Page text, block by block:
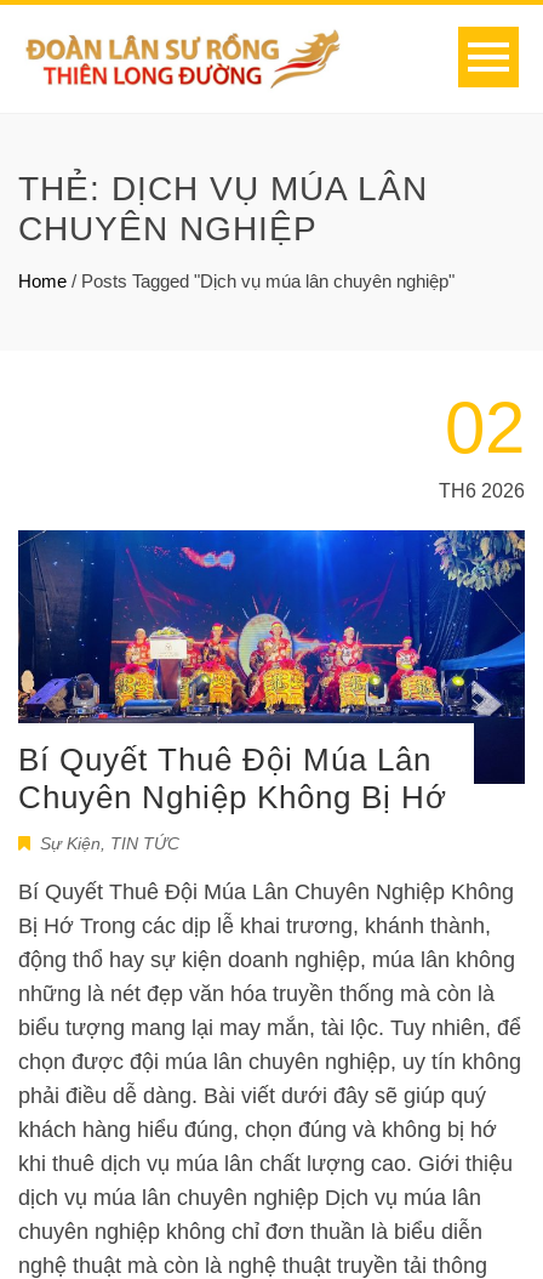
THẺ: DỊCH VỤ MÚA LÂN
CHUYÊN NGHIỆP
Home / Posts Tagged "Dịch vụ múa lân chuyên nghiệp"
02
TH6 2026
Bí Quyết Thuê Đội Múa Lân
Chuyên Nghiệp Không Bị Hớ
Sự Kiện TIN TỨC
Bí Quyết Thuê Đội Múa Lân Chuyên Nghiệp Không
Bị Hớ Trong các dịp lễ khai trương, khánh thành,
động thổ hay sự kiện doanh nghiệp, múa lân không
những là nét đẹp văn hóa truyền thống mà còn là
biểu tượng mang lại may mắn, tài lộc. Tuy nhiên, để
chọn được đội múa lân chuyên nghiệp, uy tín không
phải điều dễ dàng. Bài viết dưới đây sẽ giúp quý
khách hàng hiểu đúng, chọn đúng và không bị hớ
khi thuê dịch vụ múa lân chất lượng cao. Giới thiệu
dịch vụ múa lân chuyên nghiệp Dịch vụ múa lân
chuyên nghiệp không chỉ đơn thuần là biểu diễn
nghệ thuật mà còn là nghệ thuật truyền tải thông